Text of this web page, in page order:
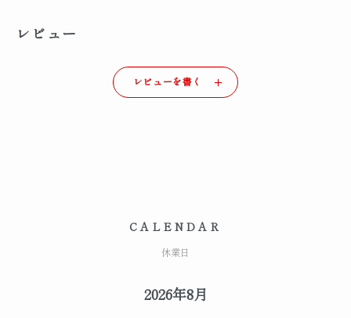
レビュー
レビューを書く
CALENDAR
休業日
2026年8月